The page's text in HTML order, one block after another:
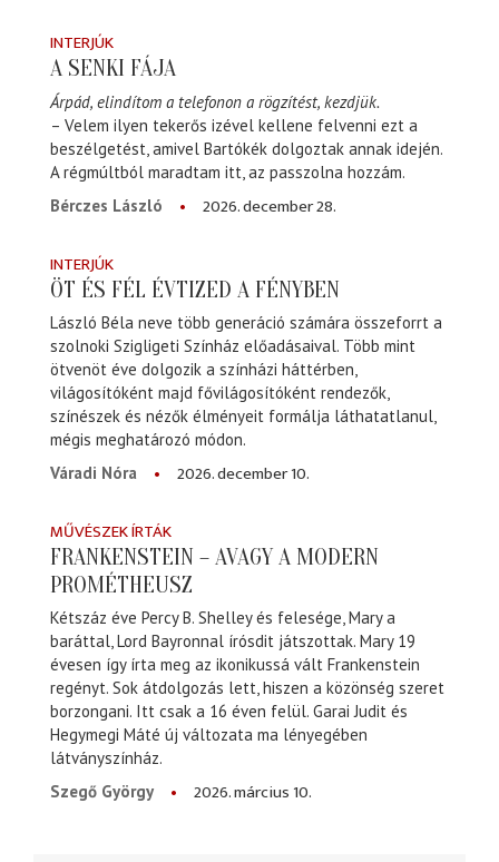
INTERJÚK
A SENKI FÁJA
Árpád, elindítom a telefonon a rögzítést, kezdjük.
– Velem ilyen tekerős izével kellene felvenni ezt a
beszélgetést, amivel Bartókék dolgoztak annak idején.
A régmúltból maradtam itt, az passzolna hozzám.
Bérczes László
2026. december 28.
INTERJÚK
ÖT ÉS FÉL ÉVTIZED A FÉNYBEN
László Béla neve több generáció számára összeforrt a
szolnoki Szigligeti Színház előadásaival. Több mint
ötvenöt éve dolgozik a színházi háttérben,
világosítóként majd fővilágosítóként rendezők,
színészek és nézők élményeit formálja láthatatlanul,
mégis meghatározó módon.
Váradi Nóra
2026. december 10.
MŰVÉSZEK ÍRTÁK
FRANKENSTEIN – AVAGY A MODERN
PROMÉTHEUSZ
Kétszáz éve Percy B. Shelley és felesége, Mary a
baráttal, Lord Bayronnal írósdit játszottak. Mary 19
évesen így írta meg az ikonikussá vált Frankenstein
regényt. Sok átdolgozás lett, hiszen a közönség szeret
borzongani. Itt csak a 16 éven felül. Garai Judit és
Hegymegi Máté új változata ma lényegében
látványszínház.
Szegő György
2026. március 10.